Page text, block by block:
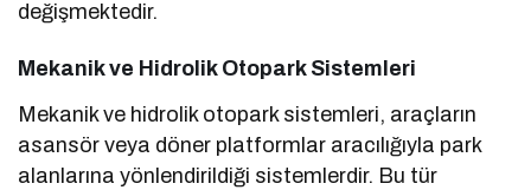
değişmektedir.
Mekanik ve Hidrolik Otopark Sistemleri
Mekanik ve hidrolik otopark sistemleri, araçların
asansör veya döner platformlar aracılığıyla park
alanlarına yönlendirildiği sistemlerdir. Bu tür